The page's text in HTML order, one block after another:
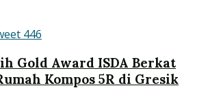
446
Gold Award ISDA Berkat
Kompos 5R di Gresik